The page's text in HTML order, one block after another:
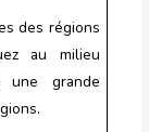
des régions
au milieu
une grande